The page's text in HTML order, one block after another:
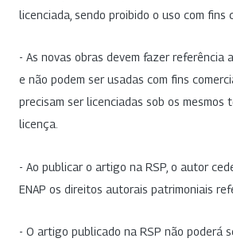
licenciada, sendo proibido o uso com fins
- As novas obras devem fazer referência
e não podem ser usadas com fins
precisam ser licenciadas sob os mesmos
licença.
- Ao publicar o artigo na RSP, o autor
ENAP os direitos autorais patrimoniais
- O artigo publicado na RSP não poderá